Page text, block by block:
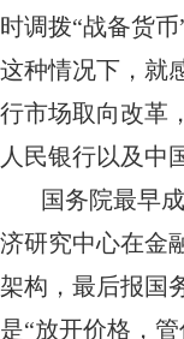
时调拨“战备货
这种情况下，就
行市场取向改革
人民银行以及中
国务院最早
济研究中心在金
架构，最后报国
是“放开价格，